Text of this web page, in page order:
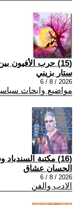
(15) حرب الأفيون بين الماضي و الحاضر
ستار بزيني
2026 / 8 / 6
مواضيع وابحاث
(16) مكتبة السندباد وشاشات الهاتف النقال
الحسان عشاق
2026 / 8 / 6
الادب والفن